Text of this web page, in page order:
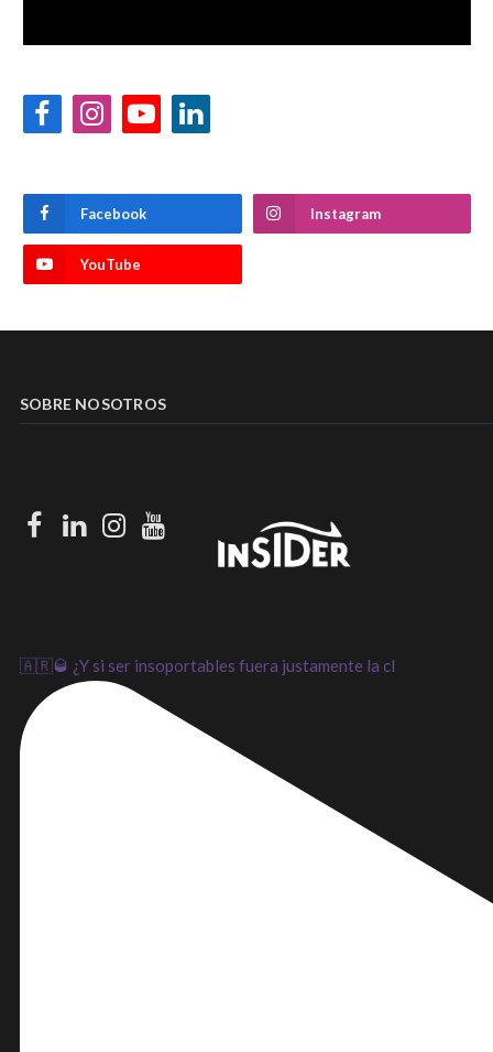
FacebookInstagramYouTubeLinkedIn
Facebook Instagram
YouTube
SOBRE NOSOTROS
Facebook
LinkedIn
Instagram
Youtube
🇦🇷🥃 ¿Y si ser insoportables fuera justamente la cl